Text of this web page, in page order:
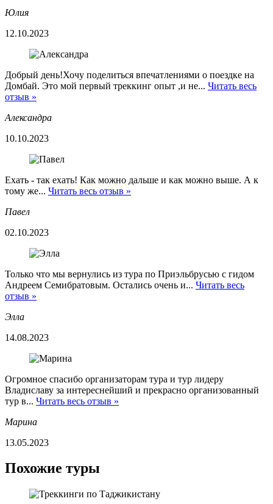
Юлия
12.10.2023
Добрый день!Хочу поделиться впечатлениями о поездке на
Домбай. Это мой первый треккинг опыт ,и не... Читать весь
отзыв »
Александра
10.10.2023
Ехать - так ехать! Как можно дальше и как можно выше. А к
тому же... Читать весь отзыв »
Павел
02.10.2023
Только что мы вернулись из тура по Приэльбрусью с гидом
Андреем Семибратовым. Остались очень и... Читать весь
отзыв »
Элла
14.08.2023
Огромное спасибо организаторам тура и тур лидеру
Владиславу за интереснейший и прекрасно организованный
тур в... Читать весь отзыв »
Марина
13.05.2023
Похожие туры